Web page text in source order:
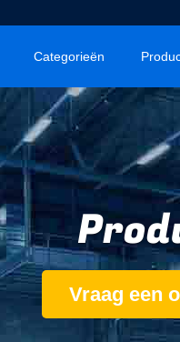
Categorieën
Vraag een